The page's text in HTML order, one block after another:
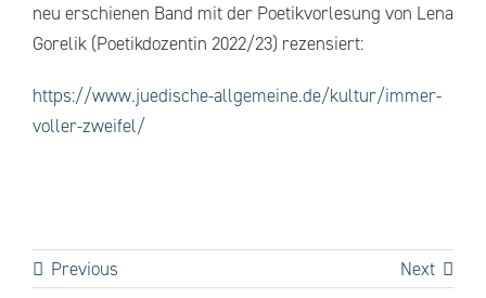
neu erschienen Band mit der Poetikvorlesung von Lena
Gorelik (Poetikdozentin 2022/23) rezensiert:
https://www.juedische-allgemeine.de/kultur/immer-
voller-zweifel/
Previous Next